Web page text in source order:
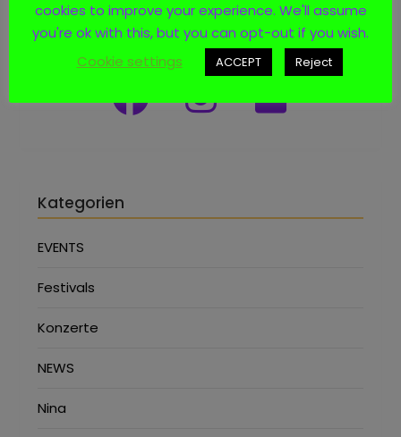
Social Media
Kategorien
EVENTS
Festivals
Konzerte
NEWS
Nina
cookies to improve your experience. We'll assume
you're ok with this, but you can opt-out if you wish.
Cookie settings
ACCEPT Reject